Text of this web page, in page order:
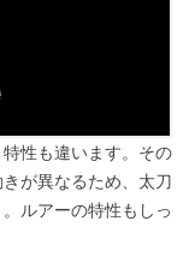
性も違います。その
が異なるため、太刀
ルアーの特性もしっ